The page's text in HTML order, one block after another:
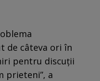
de câteva ori în
pentru discuții
prieteni”, a